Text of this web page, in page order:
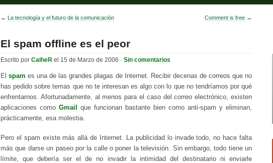
← La tecnología y el futuro de la comunicación Comment is free →
El spam offline es el peor
Escrito por CalheR el 15 de Marzo de 2006 · Sin comentarios
Elspam es una de las grandes plagas de Internet. Recibir decenas de correos que no
has pedido sobre temas que no te interesan es algo con lo que no tendríamos por qué
enfrentarnos. Afortunadamente, al menos para el caso del correo electrónico, existen
aplicaciones como Gmail
que funcionan bastante bien como anti-spam y eliminan,
prácticamente, esa molestia.
Pero el spam existe más allá de Internet. La publicidad lo invade todo, no hace falta
más que darse un paseo por la calle o poner la televisión. Sin embargo, todo tiene un
límite, que debería ser el de no invadir la intimidad del destinatario ni enviarle